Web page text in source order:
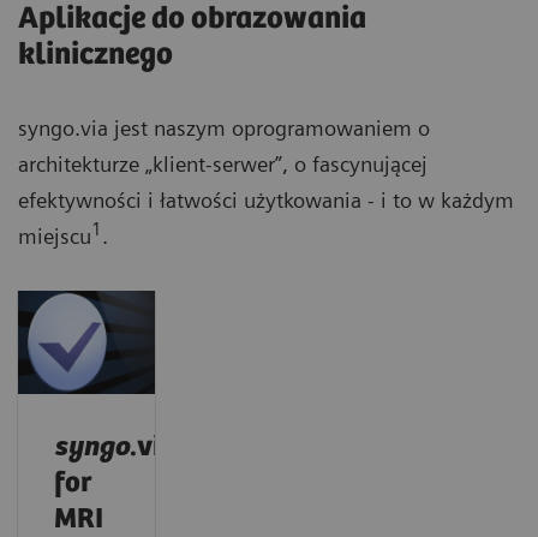
Aplikacje do obrazowania
klinicznego
syngo.via jest naszym oprogramowaniem o
architekturze „klient-serwer”, o fascynującej
efektywności i łatwości użytkowania - i to w każdym
miejscu1 .
syngo.via
for
MRI